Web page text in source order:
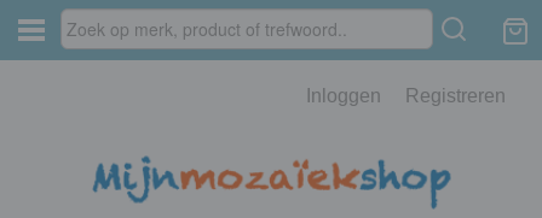
Inloggen Registreren